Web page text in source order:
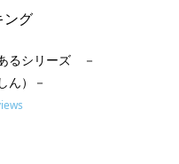
ング
るシリーズ －
ん）－